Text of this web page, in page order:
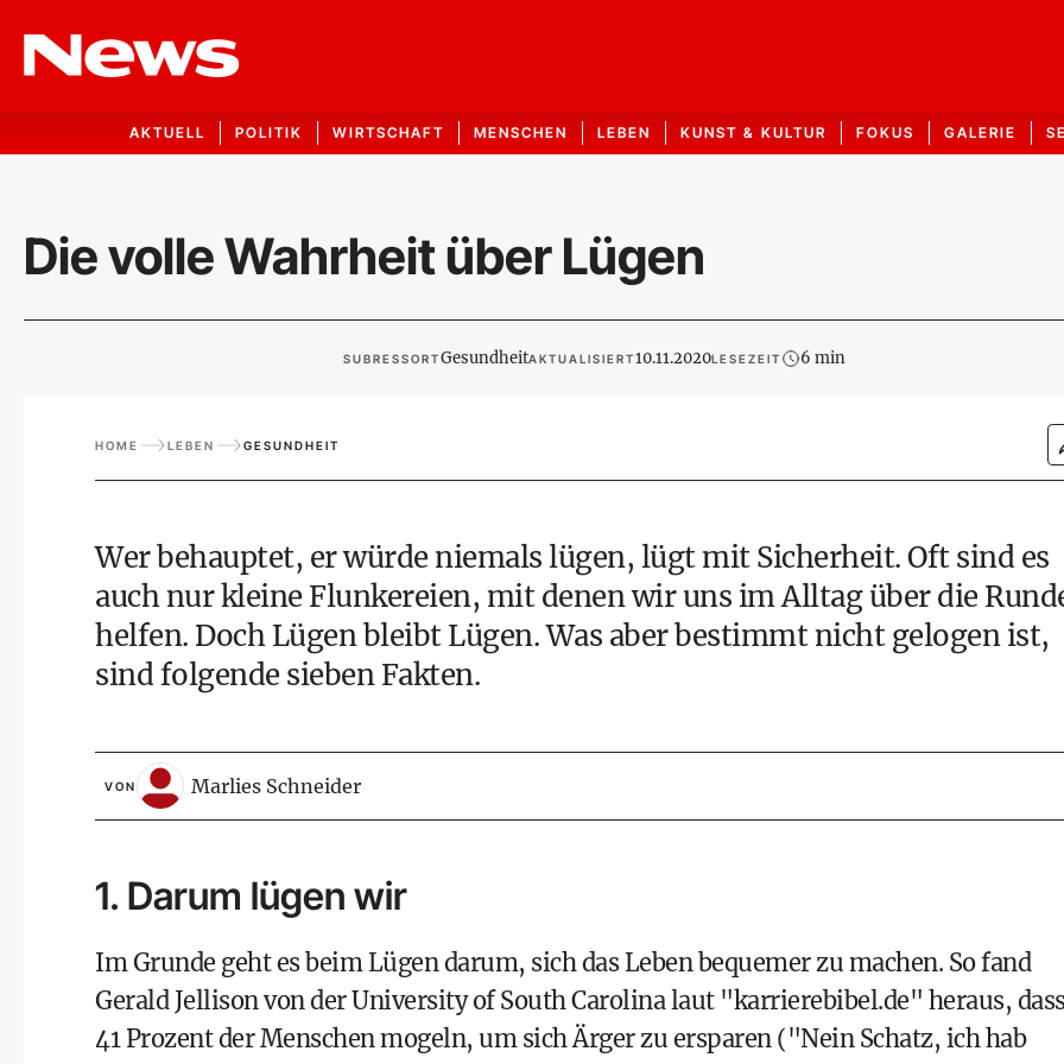
AKTUELL POLITIK WIRTSCHAFT MENSCHEN LEBEN KUNST & KULTUR FOKUS GALERIE
Die volle Wahrheit über Lügen
SUBRESSORTGesundheitAKTUALISIERT10.11.2020LESEZEIT 6 min
HOME LEBEN GESUNDHEIT
Wer behauptet, er würde niemals lügen, lügt mit Sicherheit. Oft sind es
auch nur kleine Flunkereien, mit denen wir uns im Alltag über die
helfen. Doch Lügen bleibt Lügen. Was aber bestimmt nicht gelogen ist,
sind folgende sieben Fakten.
VON Marlies Schneider
1. Darum lügen wir
Im Grunde geht es beim Lügen darum, sich das Leben bequemer zu machen. So fand
Gerald Jellison von derUniversity of South Carolinalaut "karrierebibel.de" heraus,
41 Prozent der Menschen mogeln, um sich Ärger zu ersparen ("Nein Schatz, ich hab